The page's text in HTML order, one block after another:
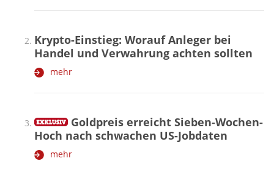
Krypto-Einstieg: Worauf Anleger bei
Handel und Verwahrung achten sollten
mehr
Goldpreis erreicht Sieben-Wochen-
Hoch nach schwachen US-Jobdaten
mehr